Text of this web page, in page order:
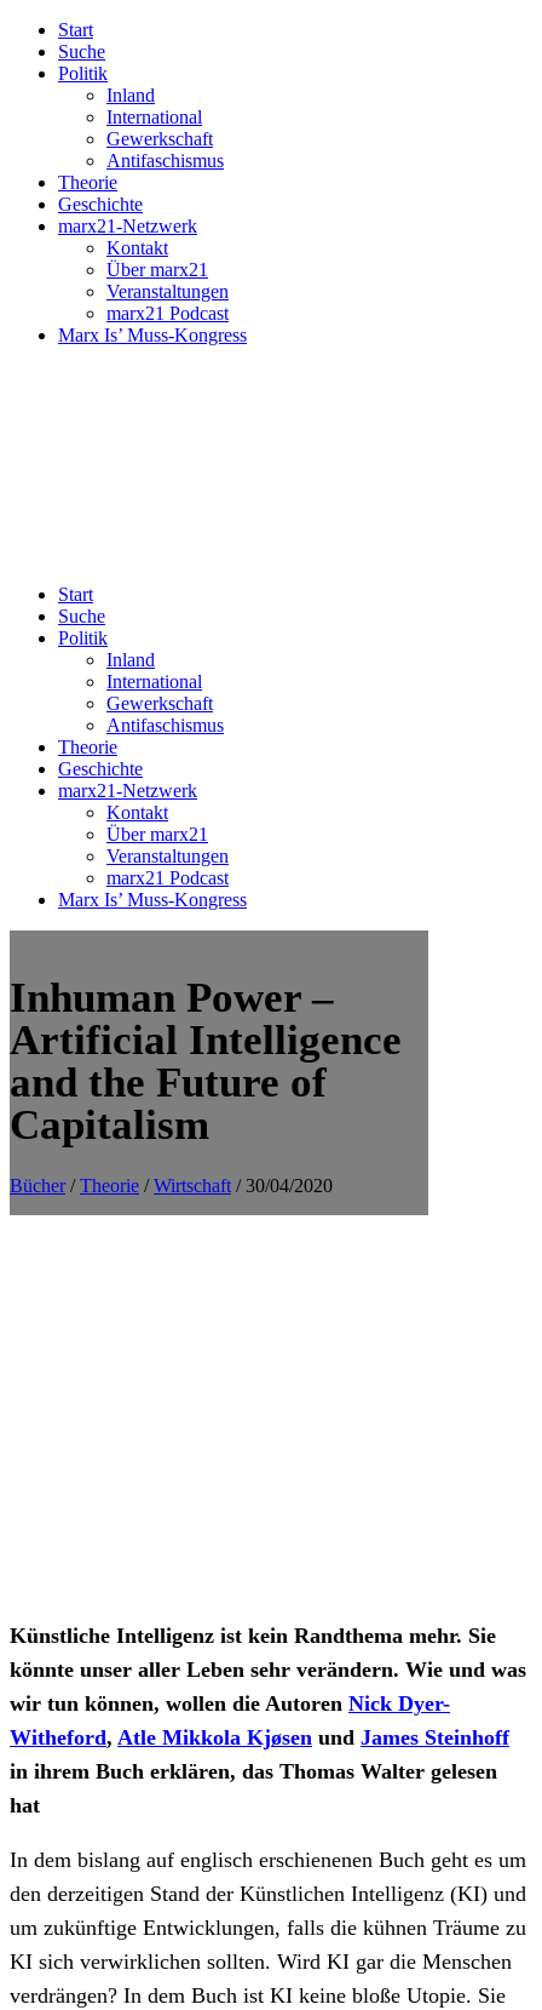
Start
Suche
Politik
Inland
International
Gewerkschaft
Antifaschismus
Theorie
Geschichte
marx21-Netzwerk
Kontakt
Über marx21
Veranstaltungen
marx21 Podcast
Marx Is’ Muss-Kongress
Start
Suche
Politik
Inland
International
Gewerkschaft
Antifaschismus
Theorie
Geschichte
marx21-Netzwerk
Kontakt
Über marx21
Veranstaltungen
marx21 Podcast
Marx Is’ Muss-Kongress
Inhuman Power –
Artificial Intelligence
and the Future of
Capitalism
Bücher/Theorie /Wirtschaft / 30/04/2020
Künstliche Intelligenz ist kein Randthema mehr. Sie
könnte unser aller Leben sehr verändern. Wie und was
wir tun können, wollen die Autoren Nick Dyer-
Witheford, Atle Mikkola Kjøsen und James Steinhoff
in ihrem Buch erklären, das Thomas Walter gelesen
hat
In dem bislang auf englisch erschienenen Buch geht es um
den derzeitigen Stand der Künstlichen Intelligenz (KI) und
um zukünftige Entwicklungen, falls die kühnen Träume zu
KI sich verwirklichen sollten. Wird KI gar die Menschen
verdrängen? In dem Buch ist KI keine bloße Utopie. Sie